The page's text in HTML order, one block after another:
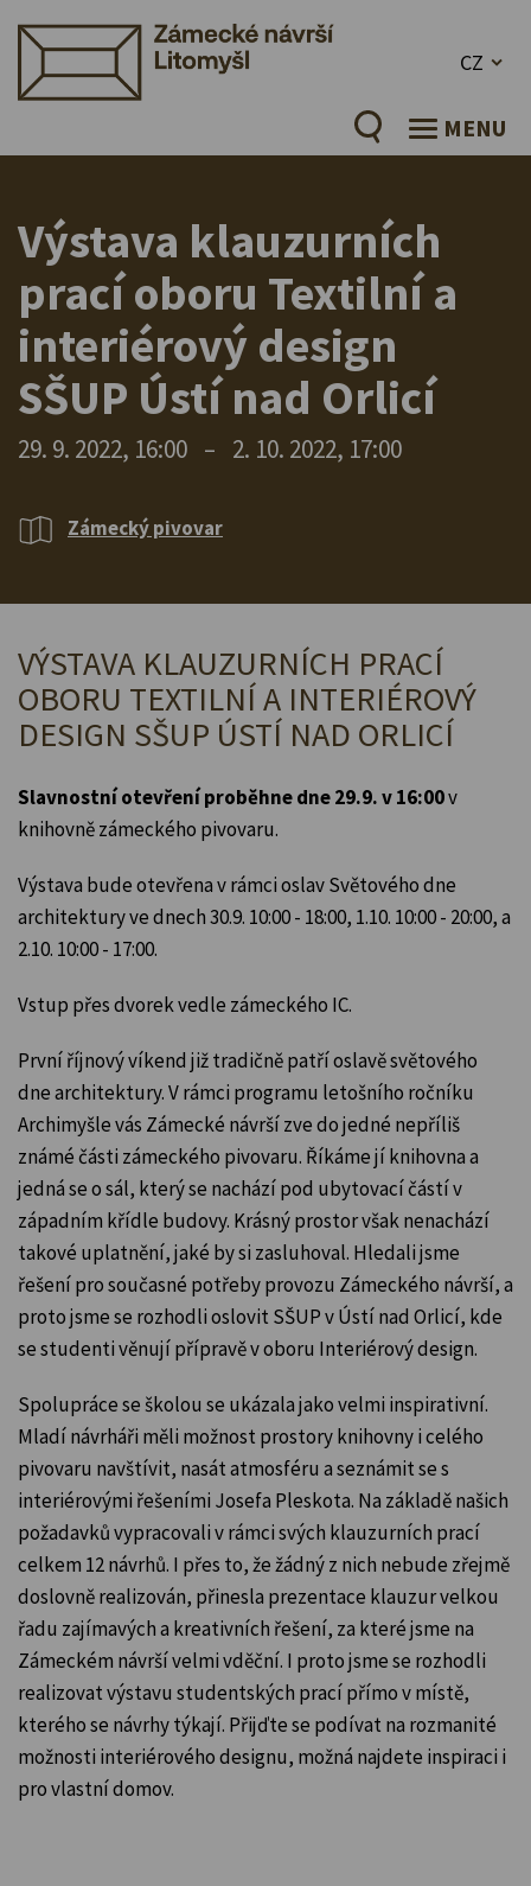
CZ
MENU
Výstava klauzurních
prací oboru Textilní a
interiérový design
SŠUP Ústí nad Orlicí
29. 9. 2022, 16:00 – 2. 10. 2022, 17:00
Zámecký pivovar
VÝSTAVA KLAUZURNÍCH PRACÍ
OBORU TEXTILNÍ A INTERIÉROVÝ
DESIGN SŠUP ÚSTÍ NAD ORLICÍ
Slavnostní otevření proběhne dne 29.9. v 16:00v
knihovně zámeckého pivovaru.
Výstava bude otevřena v rámci oslav Světového dne
architektury ve dnech 30.9. 10:00 - 18:00, 1.10. 10:00 - 20:00, a
2.10. 10:00 - 17:00.
Vstup přes dvorek vedle zámeckého IC.
První říjnový víkend již tradičně patří oslavě světového
dne architektury. V rámci programu letošního ročníku
Archimyšle vás Zámecké návrší zve do jedné nepříliš
známé části zámeckého pivovaru. Říkáme jí knihovna a
jedná se o sál, který se nachází pod ubytovací částí v
západním křídle budovy. Krásný prostor však nenachází
takové uplatnění, jaké by si zasluhoval. Hledali jsme
řešení pro současné potřeby provozu Zámeckého návrší, a
proto jsme se rozhodli oslovit SŠUP v Ústí nad Orlicí, kde
se studenti věnují přípravě v oboru Interiérový design.
Spolupráce se školou se ukázala jako velmi inspirativní.
Mladí návrháři měli možnost prostory knihovny i celého
pivovaru navštívit, nasát atmosféru a seznámit se s
interiérovými řešeními Josefa Pleskota. Na základě našich
požadavků vypracovali v rámci svých klauzurních prací
celkem 12 návrhů. I přes to, že žádný z nich nebude zřejmě
doslovně realizován, přinesla prezentace klauzur velkou
řadu zajímavých a kreativních řešení, za které jsme na
Zámeckém návrší velmi vděční. I proto jsme se rozhodli
realizovat výstavu studentských prací přímo v místě,
kterého se návrhy týkají. Přijďte se podívat na rozmanité
možnosti interiérového designu, možná najdete inspiraci i
pro vlastní domov.